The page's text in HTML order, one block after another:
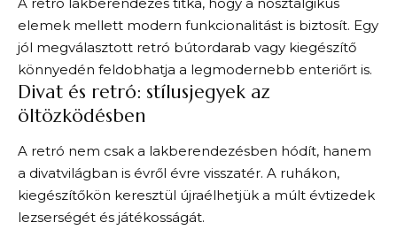
elemek mellett modern funkcionalitást is biztosít. Egy
jól megválasztott retró bútordarab vagy kiegészítő
könnyedén feldobhatja a legmodernebb enteriőrt is.
Divat és retró: stílusjegyek az
öltözködésben
A retró nem csak a lakberendezésben hódít, hanem
a divatvilágban is évről évre visszatér. A ruhákon,
kiegészítőkön keresztül újraélhetjük a múlt évtizedek
lezserségét és játékosságát.